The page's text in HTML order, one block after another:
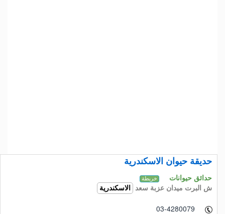
حديقة حيوان الاسكندرية
حدائق حيوانات خريطة
ش البرت ميدان عزبة سعد الاسكندرية
03-4280079